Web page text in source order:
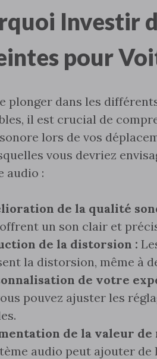
Investir
pour
plonger dans les
il est crucial de
lors de vos
vous devriez
audio :
de la qualité
un son clair et
de la distorsion :
la distorsion‚ même à
de votre
pouvez ajuster les
de la valeur
audio peut ajouter de